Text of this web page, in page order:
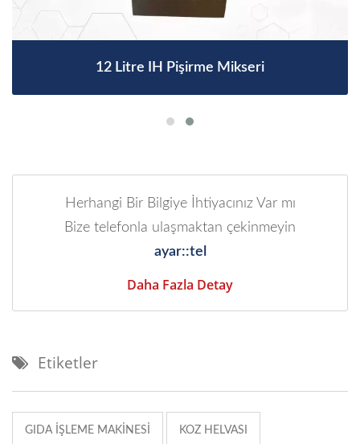
12 Litre IH Pişirme Mikseri
Herhangi Bir Bilgiye İhtiyacınız Var mı
Bize telefonla ulaşmaktan çekinmeyin
ayar::tel
Daha Fazla Detay
Etiketler
GIDA IŞLEME MAKINESI KOZ HELVASI